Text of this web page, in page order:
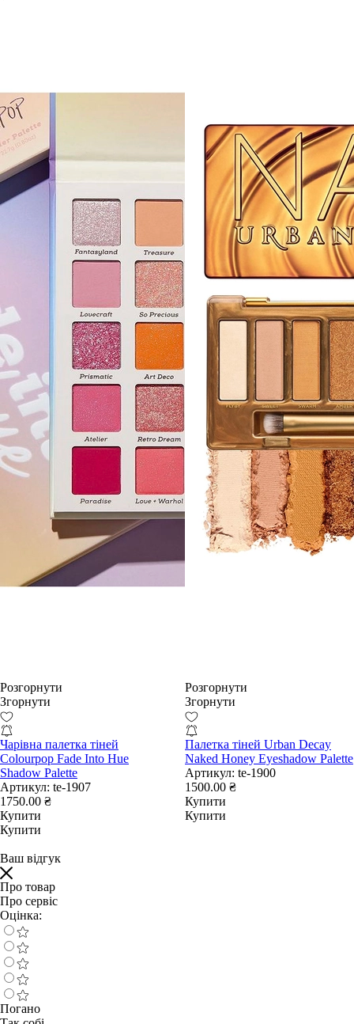
Розгорнути
Згорнути
Чарівна палетка тіней
Colourpop Fade Into Hue
Shadow Palette
Артикул: te-1907
1750.00 ₴
Купити
Купити
Розгорнути
Згорнути
Палетка тіней Urban Decay
Naked Honey Eyeshadow Palette
Артикул: te-1900
1500.00 ₴
Купити
Купити
Ваш відгук
Про товар
Про сервіс
Оцінка:
Погано